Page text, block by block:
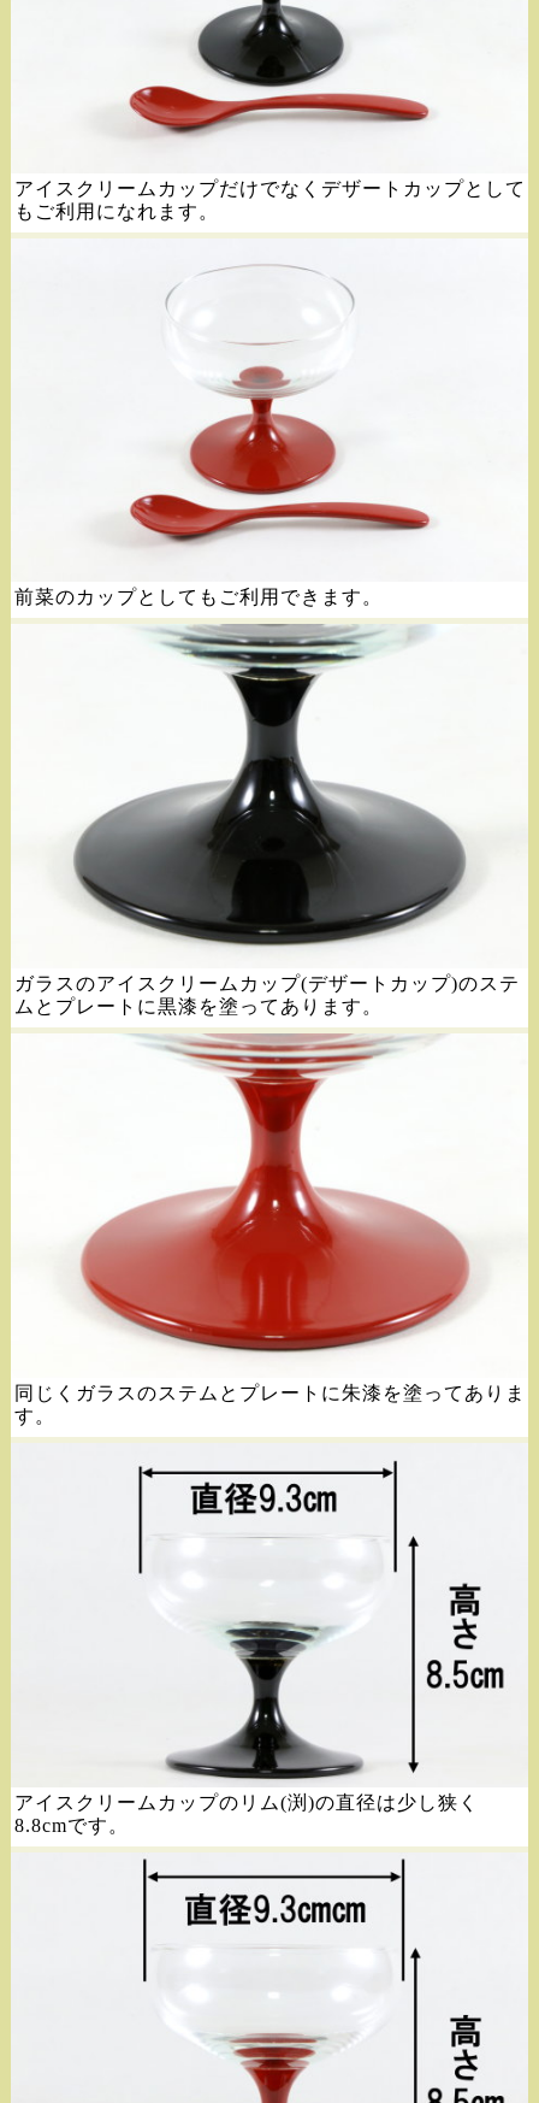
アイスクリームカップだけでなくデザートカップとして
もご利用になれます。
前菜のカップとしてもご利用できます。
ガラスのアイスクリームカップ(デザートカップ)のステ
ムとプレートに黒漆を塗ってあります。
同じくガラスのステムとプレートに朱漆を塗ってありま
す。
アイスクリームカップのリム(渕)の直径は少し狭く
8.8cmです。